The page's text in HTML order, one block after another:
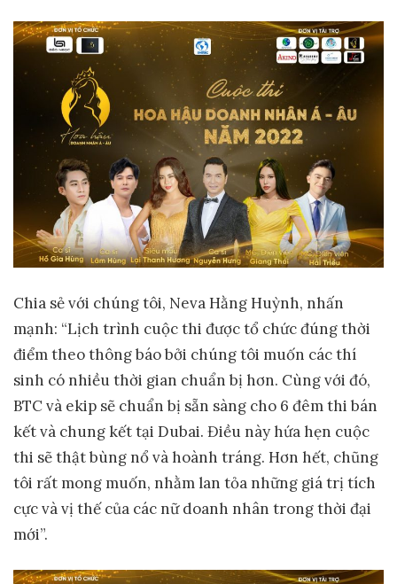
Chia sẻ với chúng tôi, Neva Hằng Huỳnh, nhấn
mạnh: “Lịch trình cuộc thi được tổ chức đúng thời
điểm theo thông báo bởi chúng tôi muốn các thí
sinh có nhiều thời gian chuẩn bị hơn. Cùng với đó,
BTC và ekip sẽ chuẩn bị sẵn sàng cho 6 đêm thi bán
kết và chung kết tại Dubai. Điều này hứa hẹn cuộc
thi sẽ thật bùng nổ và hoành tráng. Hơn hết, chũng
tôi rất mong muốn, nhằm lan tỏa những giá trị tích
cực và vị thế của các nữ doanh nhân trong thời đại
mới”.